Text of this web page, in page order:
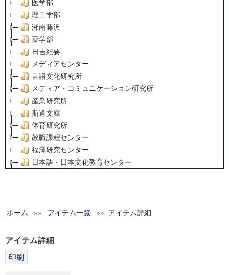
医学部
理工学部
湘南藤沢
薬学部
日吉紀要
メディアセンター
言語文化研究所
メディア・コミュニケーション研究所
産業研究所
斯道文庫
体育研究所
教職課程センター
福澤研究センター
日本語・日本文化教育センター
グローバルリサーチインスティテュート
科学研究費補助金研究成果報告書
ホーム »» アイテム一覧 »» アイテム詳細
アイテム詳細